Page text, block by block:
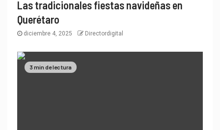
Las tradicionales fiestas navideñas en
Querétaro
diciembre 4, 2025 Directordigital
3 min de lectura